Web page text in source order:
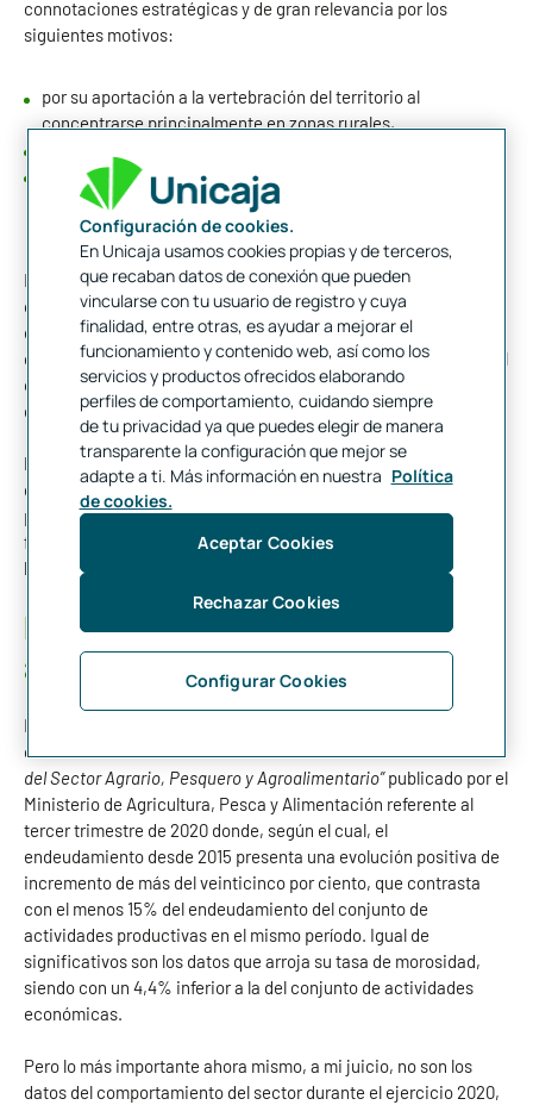
connotaciones estratégicas y de gran relevancia por los
siguientes motivos:
por su aportación a la vertebración del territorio al
concentrarse principalmente en zonas rurales,
por su carácter esencial, al ser fuente de suministro de
bienes de primera necesidad para la alimentación de la
población.
Muestra de todo ello se puede comprobar en su
comportamiento en períodos de crisis importantes, como la que
estamos atravesando actualmente, en el que podemos
constatar unos datos de cierre de 2020 del sector agroindustrial
con mejor comportamiento a la mayoría de sectores en volumen
de la cifra de negocio, destrucción de empleo y exportaciones.
Por comunidades autónomas, las que juegan un papel
destacado por volumen de negocio son Cataluña y Andalucía y
por sectores, los principales son el de aceites y grasas,
fabricación de bebidas, cárnico y preparación de frutas y
hortalizas.
Potencial financiero de la industria
agroalimentaria
Es un sector, a su vez, con un gran potencial financiero tal y
como se demuestra en el último informe sobre“Endeudamiento
del Sector Agrario, Pesquero y Agroalimentario”publicado por el
Ministerio de Agricultura, Pesca y Alimentación referente al
tercer trimestre de 2020 donde, según el cual, el
endeudamiento desde 2015 presenta una evolución positiva de
incremento de más del veinticinco por ciento, que contrasta
con el menos 15% del endeudamiento del conjunto de
actividades productivas en el mismo período. Igual de
significativos son los datos que arroja su tasa de morosidad,
siendo con un 4,4% inferior a la del conjunto de actividades
económicas.
Pero lo más importante ahora mismo, a mi juicio, no son los
datos del comportamiento del sector durante el ejercicio 2020,
Configuración de cookies.
En Unicaja usamos cookies propias y de terceros,
que recaban datos de conexión que pueden
vincularse con tu usuario de registro y cuya
finalidad, entre otras, es ayudar a mejorar el
funcionamiento y contenido web, así como los
servicios y productos ofrecidos elaborando
perfiles de comportamiento, cuidando siempre
de tu privacidad ya que puedes elegir de manera
transparente la configuración que mejor se
adapte a ti. Más información en nuestra Política
de cookies.
Configurar Cookies
Rechazar Cookies
Aceptar Cookies